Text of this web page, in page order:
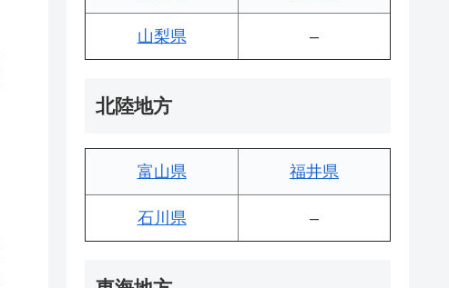
山梨県 –
北陸地方
富山県 福井県
石川県 –